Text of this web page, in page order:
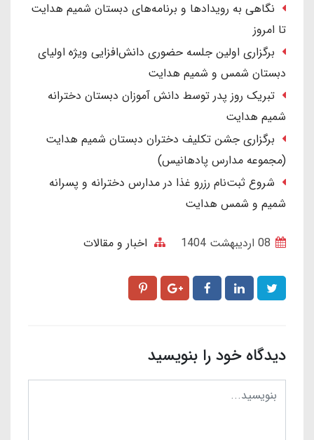
نگاهی به رویدادها و برنامه‌های دبستان شمیم هدایت
تا امروز
برگزاری اولین جلسه حضوری دانش‌افزایی ویژه اولیای
دبستان شمس و شمیم هدایت
تبریک روز پدر توسط دانش آموزان دبستان دخترانه
شمیم هدایت
برگزاری جشن تکلیف دختران دبستان شمیم هدایت
(مجموعه مدارس پادهانیس)
شروع ثبت‌نام رزرو غذا در مدارس دخترانه و پسرانه
شمیم و شمس هدایت
اخبار و مقالات
دیدگاه خود را بنویسید